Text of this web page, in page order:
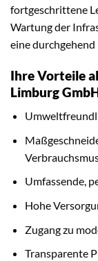
fortgeschrittene
Wartung der
eine
Ihre Vorteile
Limburg
Umfassende,
Hohe
Zugang zu
Transparente